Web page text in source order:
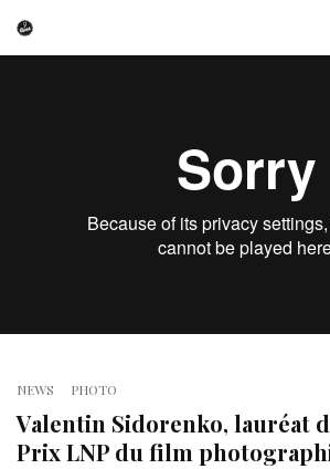
NEWS PHOTO
Valentin Sidorenko, lauréat
Prix LNP du film